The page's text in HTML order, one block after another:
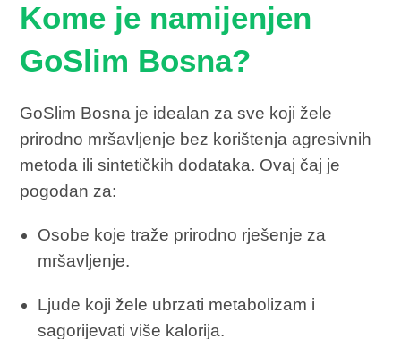
Kome je namijenjen
GoSlim Bosna?
GoSlim Bosna je idealan za sve koji žele
prirodno mršavljenje bez korištenja agresivnih
metoda ili sintetičkih dodataka. Ovaj čaj je
pogodan za:
Osobe koje traže prirodno rješenje za
mršavljenje.
Ljude koji žele ubrzati metabolizam i
sagorijevati više kalorija.